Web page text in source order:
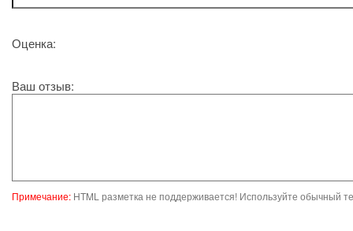
Оценка:
Ваш отзыв:
Примечание: HTML разметка не поддерживается! Используйте обычный